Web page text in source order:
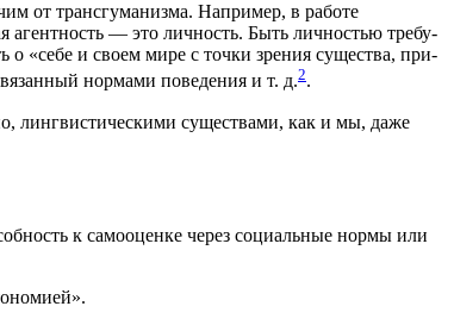
от транс­гу­ма­низ­ма. Напри­мер, в рабо­те
— это лич­ность. Быть лич­но­стью тре­бу­
о «себе и сво­ем мире с точ­ки зре­ния суще­ства, при­
нор­ма­ми пове­де­ния и т. д.2.
линг­ви­сти­че­ски­ми суще­ства­ми, как и мы, даже
к само­оцен­ке через соци­аль­ные нор­мы или